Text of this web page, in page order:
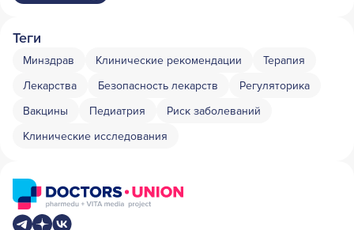
Теги
Минздрав Клинические рекомендации
Терапия
Лекарства
Безопасность лекарств
Регуляторика
Вакцины
Педиатрия
Риск заболеваний
Клинические исследования